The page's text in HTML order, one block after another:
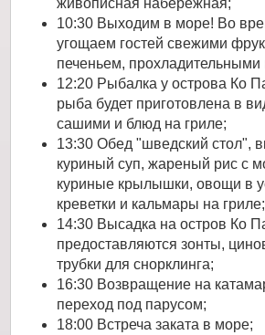
10:30 Выходим в море! Во
угощаем гостей свежими
печеньем, прохладительными
12:20 Рыбалка у острова Ко
рыба будет приготовлена в
сашими и блюд на гриле;
13:30 Обед "шведский стол",
куриный суп, жареный рис с
куриные крылышки, овощи в
креветки и кальмары на гриле;
14:30 Высадка на остров Ко
предоставляются зонты,
трубки для снорклинга;
16:30 Возвращение на
переход под парусом;
18:00 Встреча заката в море;